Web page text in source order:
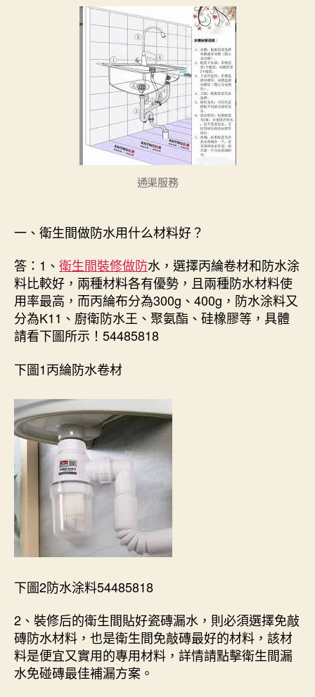
間
做
防
水
用
什
么
材
料
好？
54485818〉
中
通渠服務
一、衛生間做防水用什么材料好？
答：1、 衛生間裝修做防水，選擇丙綸卷材和防水涂
料比較好，兩種材料各有優勢，且兩種防水材料使
用率最高，而丙綸布分為300g、400g，防水涂料又
分為K11、廚衛防水王、聚氨酯、硅橡膠等，具體
請看下圖所示！54485818
下圖1丙綸防水卷材
下圖2防水涂料54485818
2、裝修后的衛生間貼好瓷磚漏水，則必須選擇免敲
磚防水材料，也是衛生間免敲磚最好的材料，該材
料是便宜又實用的專用材料，詳情請點擊衛生間漏
水免碰磚最佳補漏方案。